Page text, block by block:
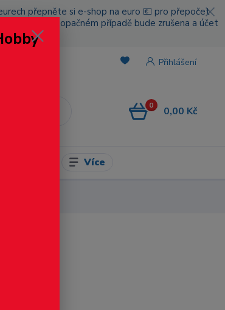
přepněte si e-shop na euro 💶 pro přepočet
poštovné, v opačném případě bude zrušena a účet
Přihlášení
0 0,00 Kč
Více